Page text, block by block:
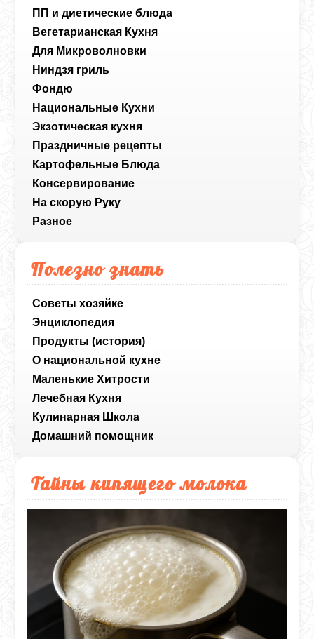
ПП и диетические блюда
Вегетарианская Кухня
Для Микроволновки
Ниндзя гриль
Фондю
Национальные Кухни
Экзотическая кухня
Праздничные рецепты
Картофельные Блюда
Консервирование
На скорую Руку
Разное
Полезно знать
Советы хозяйке
Энциклопедия
Продукты (история)
О национальной кухне
Маленькие Хитрости
Лечебная Кухня
Кулинарная Школа
Домашний помощник
Тайны кипящего молока